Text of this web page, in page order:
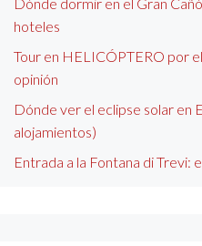
hoteles
Tour en HELICÓPTERO por
opinión
Dónde ver el eclipse solar en
alojamientos)
Entrada a la Fontana di Trevi: